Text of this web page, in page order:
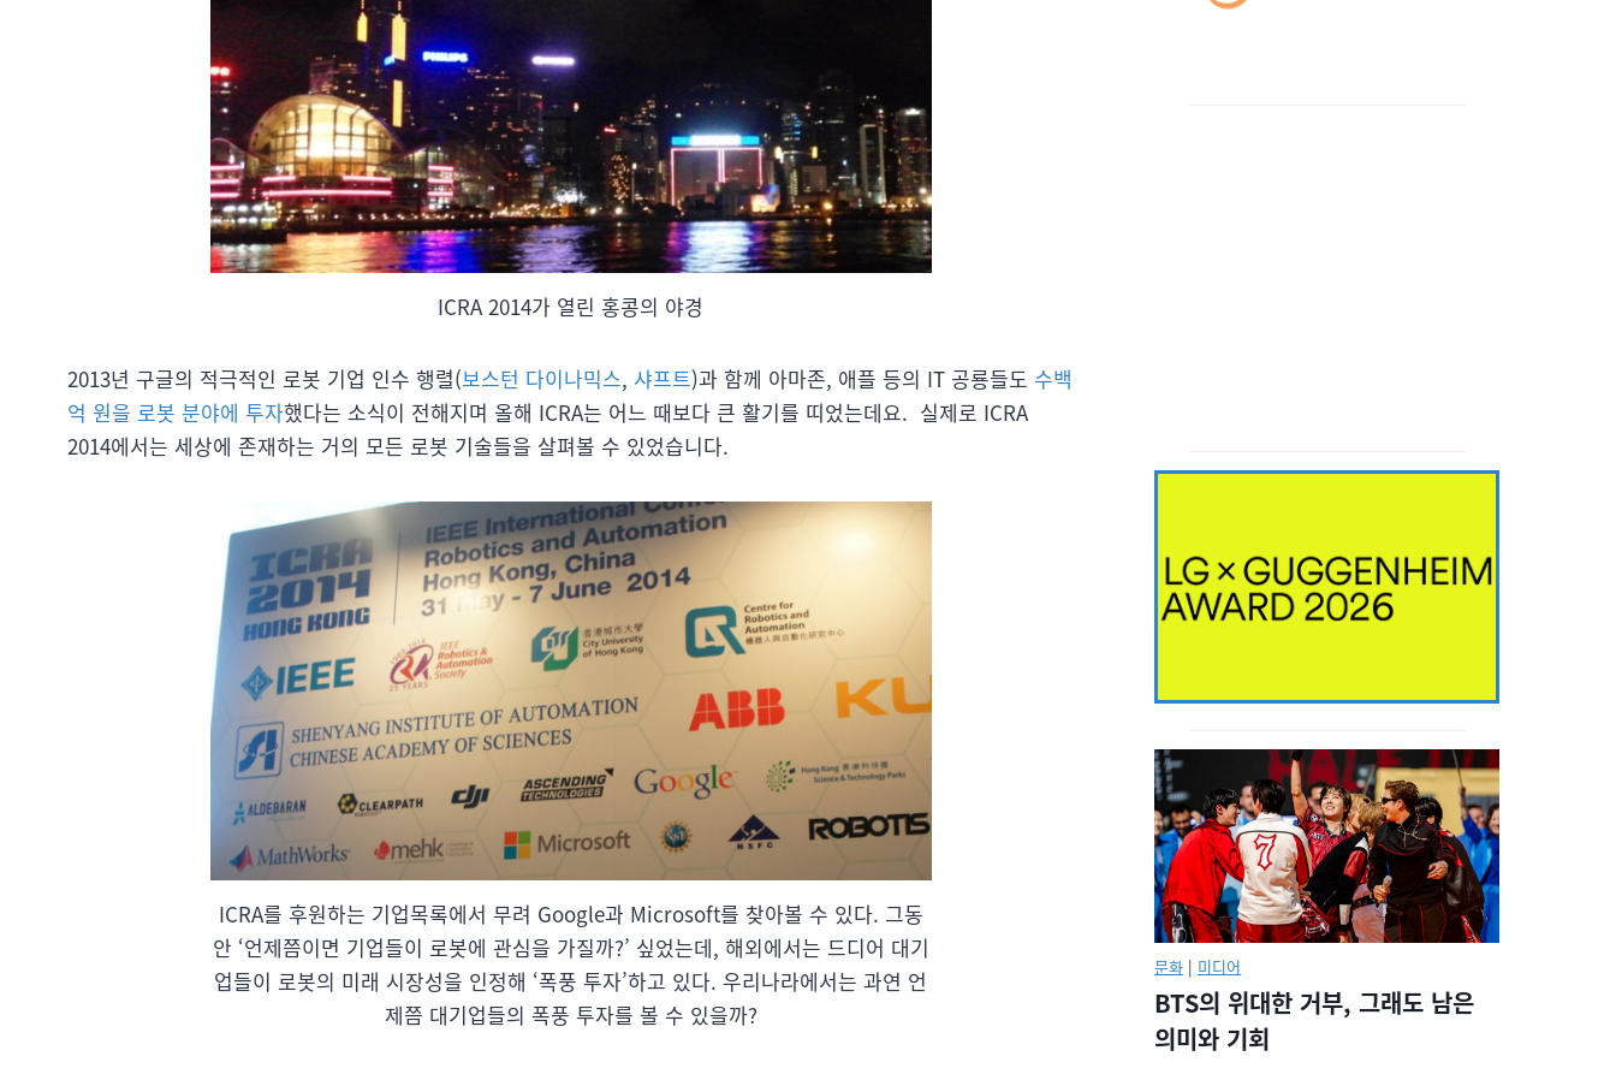
ICRA 2014가 열린 홍콩의 야경
2013년 구글의 적극적인 로봇 기업 인수 행렬(보스턴 다이나믹스, 샤프트)과 함께 아마존, 애플 등의 IT 공룡들도 수백
억 원을 로봇 분야에 투자했다는 소식이 전해지며 올해 ICRA는 어느 때보다 큰 활기를 띠었는데요. 실제로 ICRA
2014에서는 세상에 존재하는 거의 모든 로봇 기술들을 살펴볼 수 있었습니다.
ICRA를 후원하는 기업목록에서 무려 Google과 Microsoft를 찾아볼 수 있다. 그동
안 ‘언제쯤이면 기업들이 로봇에 관심을 가질까?’ 싶었는데, 해외에서는 드디어 대기
업들이 로봇의 미래 시장성을 인정해 ‘폭풍 투자’하고 있다. 우리나라에서는 과연 언
제쯤 대기업들의 폭풍 투자를 볼 수 있을까?
문화 | 미디어
BTS의 위대한 거부, 그래도 남은
의미와 기회